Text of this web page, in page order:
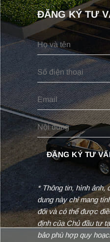
ĐĂNG KÝ TƯ
* Thông tin, hình ảnh,
dung này chỉ mang
đối và có thể được
định của Chủ đầu tư
bảo phù hợp quy